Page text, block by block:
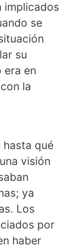
implicados
se
su
era en
la
hasta qué
visión
ya
Los
por
haber